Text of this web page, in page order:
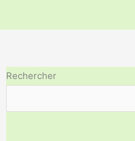
Rechercher